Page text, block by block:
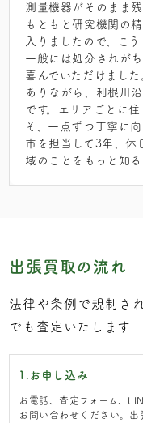
測量機器がそのまま
もともと研究機関の
入りましたので、こ
一般には処分されが
喜んでいただけまし
ありながら、利根川
です。エリアごとに
そ、一点ずつ丁寧に
市を担当して3年、休
域のことをもっと知る
出張買取の流れ
法律や条例で規制さ
でも査定いたします
1.お申し込み
お電話、査定フォーム、
お問い合わせください。出